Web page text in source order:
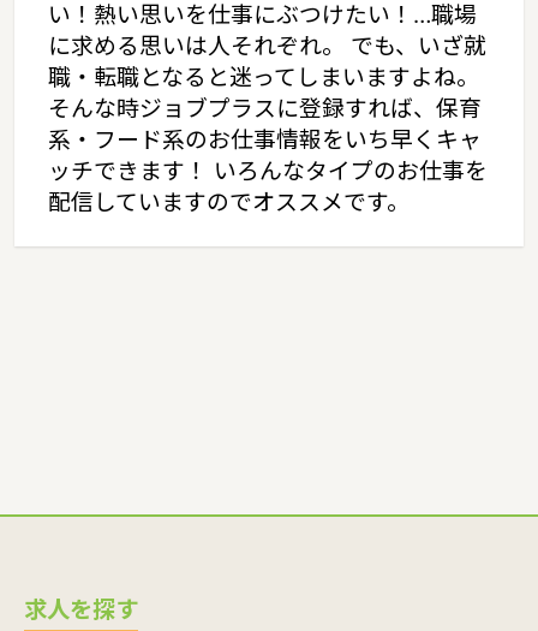
い！熱い思いを仕事にぶつけたい！…職場
に求める思いは人それぞれ。 でも、いざ就
職・転職となると迷ってしまいますよね。
そんな時ジョブプラスに登録すれば、保育
系・フード系のお仕事情報をいち早くキャ
ッチできます！ いろんなタイプのお仕事を
配信していますのでオススメです。
求人を探す